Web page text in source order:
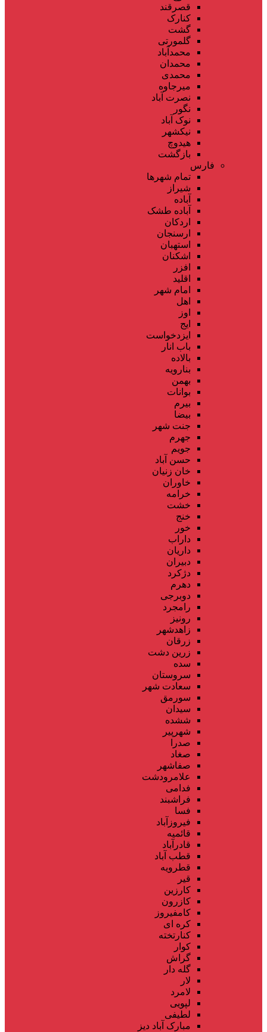
قصرقند
کنارک
گشت
گلمورتی
محمدآباد
محمدان
محمدی
میرجاوه
نصرت آباد
نگور
نوک آباد
نیکشهر
هیدوچ
بازگشت
فارس
تمام شهر‌ها
شیراز
آباده
آباده طشک
اردکان
ارسنجان
استهبان
اشکنان
افزر
اقلید
امام شهر
اهل
اوز
ایج
ایزدخواست
باب انار
بالاده
بنارویه
بهمن
بوانات
بیرم
بیضا
جنت شهر
جهرم
جویم
حسن آباد
خان زنیان
خاوران
خرامه
خشت
خنج
خور
داراب
داریان
دبیران
دژکرد
دهرم
دوبرجی
رامجرد
رونیز
زاهدشهر
زرقان
زرین دشت
سده
سروستان
سعادت شهر
سورمق
سیدان
ششده
شهرپیر
صدرا
صغاد
صفاشهر
علامرودشت
فدامی
فراشبند
فسا
فیروزآباد
قائمیه
قادرآباد
قطب آباد
قطرویه
قیر
کارزین
کازرون
کامفیروز
کره ای
کنارتخته
کوار
گراش
گله دار
لار
لامرد
لپویی
لطیفی
مبارک آباد دیز